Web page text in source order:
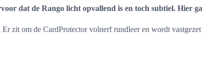
dat de Rango licht opvallend is en toch subtiel. Hier
zit om de CardProtector volnerf rundleer en wordt